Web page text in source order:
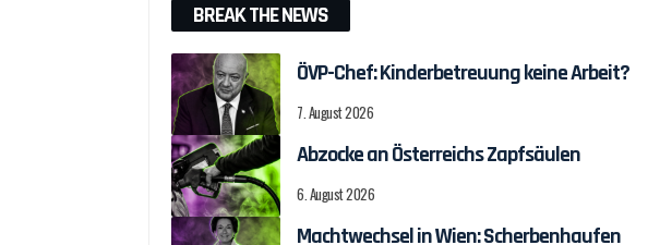
BREAK THE NEWS
ÖVP-Chef: Kinderbetreuung keine Arbeit?
7. August 2026
Abzocke an Österreichs Zapfsäulen
6. August 2026
Machtwechsel in Wien: Scherbenhaufen